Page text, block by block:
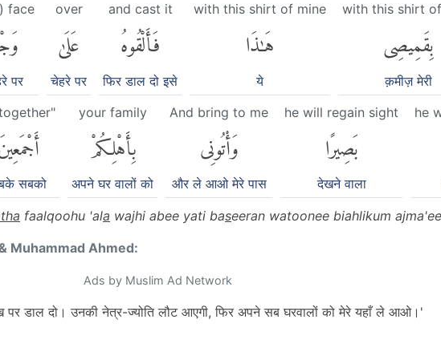
with this shirt
بِقَمِيصِى
क़मीज़ मेरी
with this shirt of mine
هَٰذَا
ये
and cast it
فَأَلْقُوهُ
फिर डाल दो इसे
over
عَلَىٰ
चेहरे पर
face
पर
he
he will regain sight
بَصِيرًا
देखने वाला
And bring to me
وَأْتُونِى
और ले आओ मेरे पास
your family
بِأَهْلِكُمْ
अपने घर वालों को
सबको
faalqoohu 'ala wajhi abee yati baseeran watoonee biahlikum
Muhammad Ahmed:
Ads by Muslim Ad Network
डाल दो। उनकी नेत्र-ज्योति लौट आएगी, फिर अपने सब घरवालों को मेरे यहाँ ले आओ।'